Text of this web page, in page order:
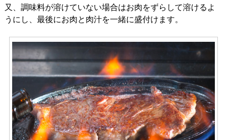
又、調味料が溶けていない場合はお肉をずらして溶けるよ
うにし、最後にお肉と肉汁を一緒に盛付けます。